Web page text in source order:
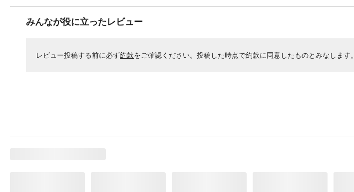
みんなが役に立ったレビュー
レビュー投稿する前に必ず約款をご確認ください。投稿した時点で約款に同意したものとみなします。